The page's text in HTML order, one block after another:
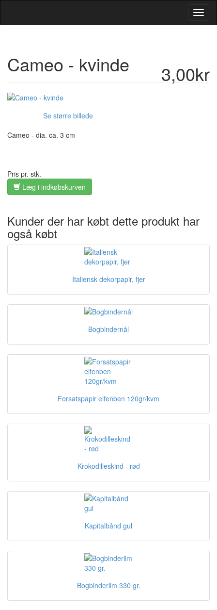
3,00kr
Cameo - kvinde
Se større billede
Cameo - dia. ca. 3 cm
Pris pr. stk.
Læg i indkøbskurven
Kunder der har købt dette produkt har
også købt
Italiensk dekorpapir, fjer
Bogbindernål
Forsatspapir elfenben 120gr/kvm
Krokodilleskind - rød
Kapitalbånd gul
Bogbinderlim 330 gr.